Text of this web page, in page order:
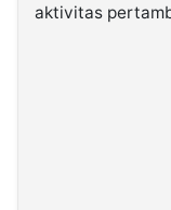
aktivitas